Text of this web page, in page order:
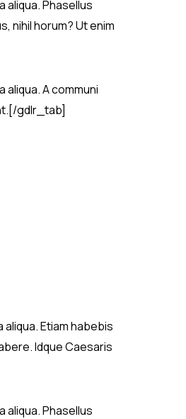
Phasellus
nihil horum? Ut enim
A communi
gdlr_tab]
Etiam habebis
Idque Caesaris
Phasellus